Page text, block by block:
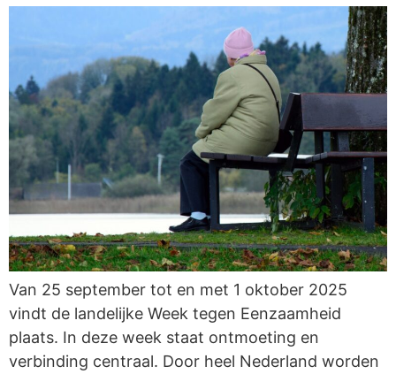
Van 25 september tot en met 1 oktober 2025
vindt de landelijke Week tegen Eenzaamheid
plaats. In deze week staat ontmoeting en
verbinding centraal. Door heel Nederland worden